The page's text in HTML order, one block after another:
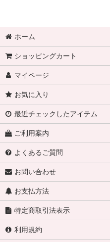
ホーム
ショッピングカート
マイページ
お気に入り
最近チェックしたアイテム
ご利用案内
よくあるご質問
お問い合わせ
お支払方法
特定商取引法表示
利用規約